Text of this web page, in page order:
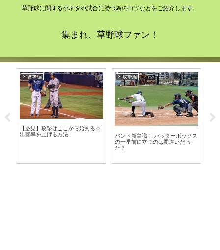
草野球に関する小ネタや試合に勝つ為のコツなどをご紹介します。
集まれ、草野球ファン！
5.投手編 3.攻撃編
バッティングで「つまる」とは？
差し込まれる原因と改善方法を徹
底解説